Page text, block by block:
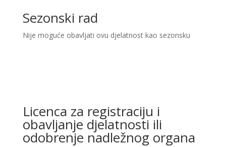
Sezonski rad
Nije moguće obavljati ovu djelatnost kao sezonsku
Licenca za registraciju i
obavljanje djelatnosti ili
odobrenje nadležnog organa